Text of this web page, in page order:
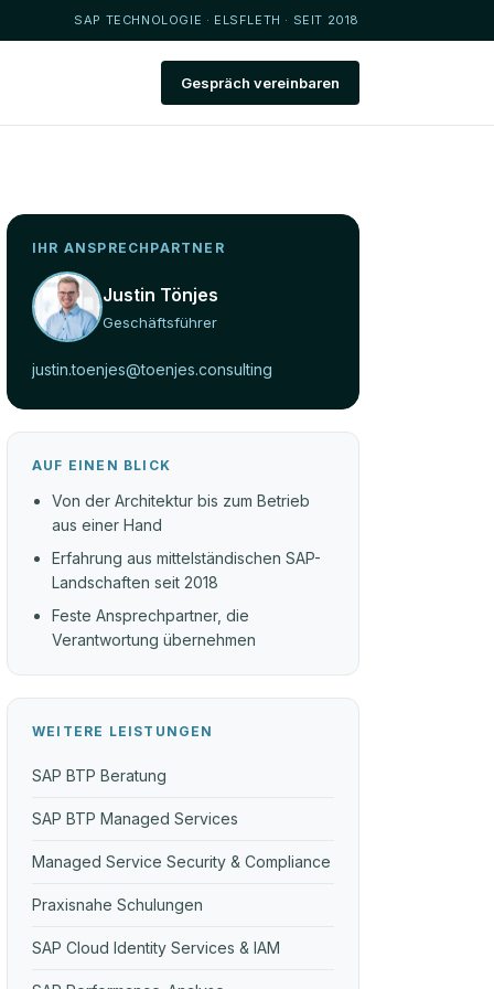
SAP TECHNOLOGIE · ELSFLETH · SEIT 2018
Gespräch vereinbaren
IHR ANSPRECHPARTNER
Justin Tönjes
Geschäftsführer
justin.toenjes@toenjes.consulting
AUF EINEN BLICK
Von der Architektur bis zum Betrieb
aus einer Hand
Erfahrung aus mittelständischen SAP-
Landschaften seit 2018
Feste Ansprechpartner, die
Verantwortung übernehmen
WEITERE LEISTUNGEN
SAP BTP Beratung
SAP BTP Managed Services
Managed Service Security & Compliance
Praxisnahe Schulungen
SAP Cloud Identity Services & IAM